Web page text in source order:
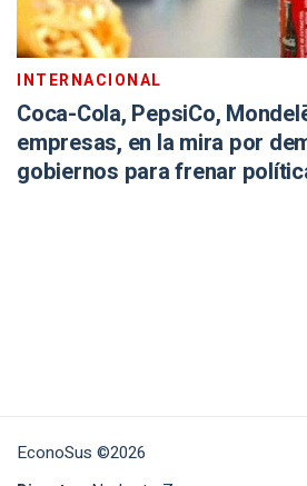
INTERNACIONAL
Coca-Cola, PepsiCo,
empresas, en la mira por
gobiernos para frenar
EconoSus ©2026